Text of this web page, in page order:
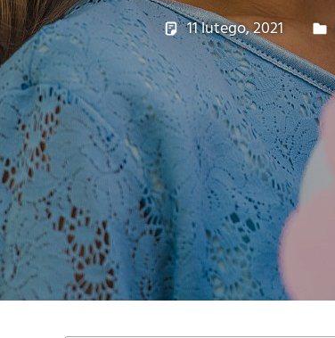
11 lutego, 2021